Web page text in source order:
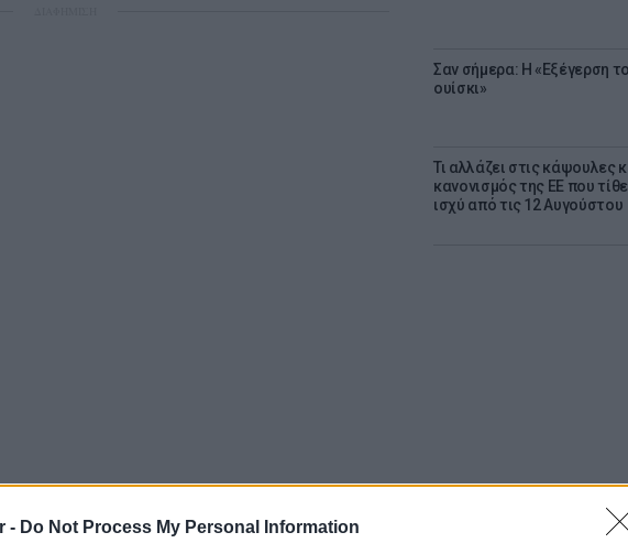
- Do Not Process My Personal Information
Σαν σήμερα: Η «Εξέγερση
ουίσκι»
Τι αλλάζει στις κάψουλες
κανονισμός της ΕΕ που
ισχύ από τις 12 Αυγούστου
και στη χώρα μας με τη φανέλα του